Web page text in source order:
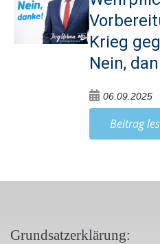
Krieg
Nein,
06.09.2025
Beitrag
Grundsatzerklärung: